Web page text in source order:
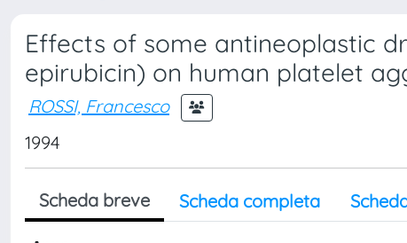
Effects of some antineoplastic
epirubicin) on human platelet
ROSSI, Francesco
1994
Scheda breve Scheda completa